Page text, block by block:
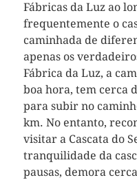
Fábricas da Luz ao
frequentemente o
caminhada de
apenas os
Fábrica da Luz, a
boa hora, tem cerca
para subir no
km. No entanto,
visitar a Cascata do
tranquilidade da
pausas, demora